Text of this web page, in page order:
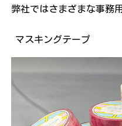
弊社ではさまざまな事務
マスキングテープ